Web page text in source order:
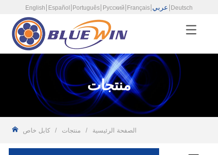
English Español Português Русский Français عربي Deutsch
منتجات
الصفحة الرئيسية / منتجات / كابل خاص